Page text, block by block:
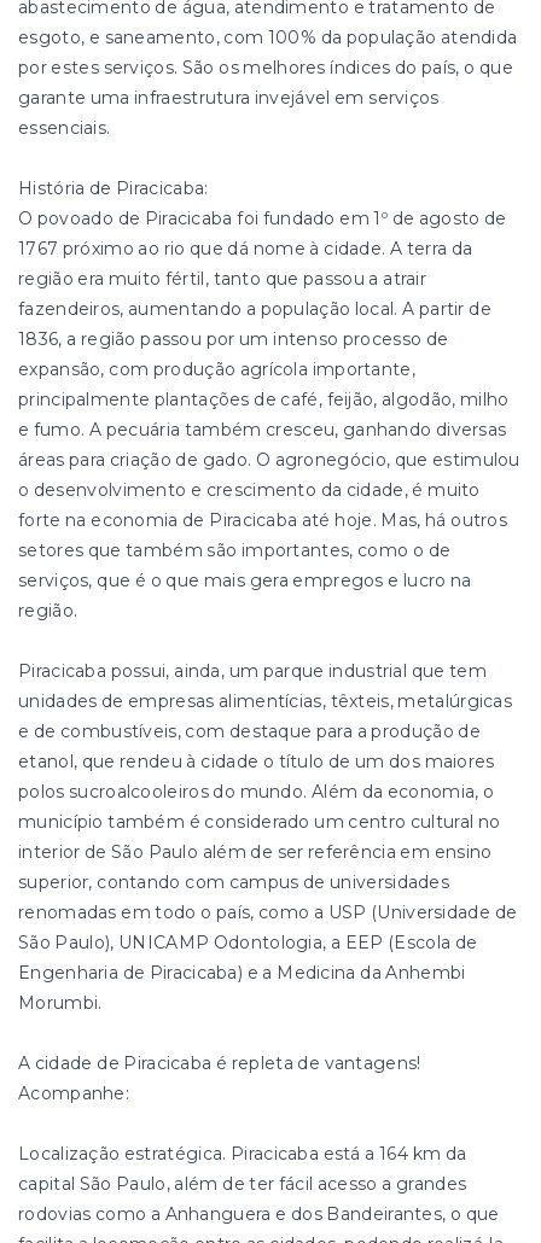
abastecimento de água, atendimento e tratamento de
esgoto, e saneamento, com 100% da população atendida
por estes serviços. São os melhores índices do país, o que
garante uma infraestrutura invejável em serviços
essenciais.
História de Piracicaba:
O povoado de Piracicaba foi fundado em 1º de agosto de
1767 próximo ao rio que dá nome à cidade. A terra da
região era muito fértil, tanto que passou a atrair
fazendeiros, aumentando a população local. A partir de
1836, a região passou por um intenso processo de
expansão, com produção agrícola importante,
principalmente plantações de café, feijão, algodão, milho
e fumo. A pecuária também cresceu, ganhando diversas
áreas para criação de gado. O agronegócio, que estimulou
o desenvolvimento e crescimento da cidade, é muito
forte na economia de Piracicaba até hoje. Mas, há outros
setores que também são importantes, como o de
serviços, que é o que mais gera empregos e lucro na
região.
Piracicaba possui, ainda, um parque industrial que tem
unidades de empresas alimentícias, têxteis, metalúrgicas
e de combustíveis, com destaque para a produção de
etanol, que rendeu à cidade o título de um dos maiores
polos sucroalcooleiros do mundo. Além da economia, o
município também é considerado um centro cultural no
interior de São Paulo além de ser referência em ensino
superior, contando com campus de universidades
renomadas em todo o país, como a USP (Universidade de
São Paulo), UNICAMP Odontologia, a EEP (Escola de
Engenharia de Piracicaba) e a Medicina da Anhembi
Morumbi.
A cidade de Piracicaba é repleta de vantagens!
Acompanhe:
Localização estratégica. Piracicaba está a 164 km da
capital São Paulo, além de ter fácil acesso a grandes
rodovias como a Anhanguera e dos Bandeirantes, o que